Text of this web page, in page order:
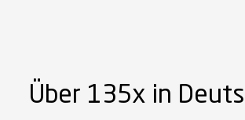
Über 135x in